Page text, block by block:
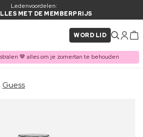
Ledenvoordelen:
MET DE MEMBERPRIJS
WORD LID
🤎 alles om je zomertan te behouden
AAN
Guess